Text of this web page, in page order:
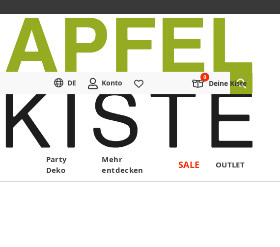
DE Konto Deine Kiste
Party
Deko
Mehr
entdecken
SALE OUTLET